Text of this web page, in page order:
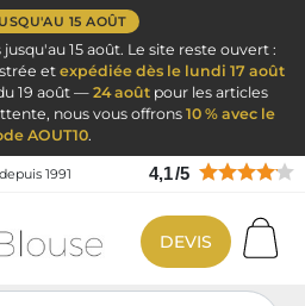
15 AOÛT
15 août. Le site reste ouvert :
et expédiée dès le lundi 17 août
19 août —24 aoûtpour les articles
nous vous offrons 10 % avec le
AOUT10.
1991 4,1/5
DEVIS
Veste de cuisine